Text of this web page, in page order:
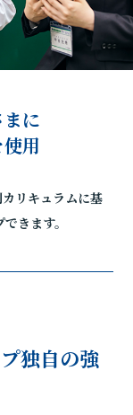
に
用
リキュラムに基
きます。
独自の強